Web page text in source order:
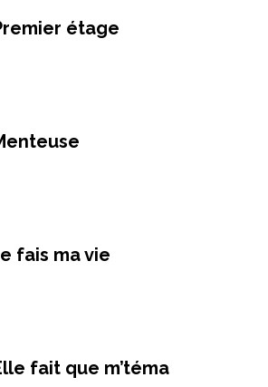
étage
fais ma vie
fait que m’téma